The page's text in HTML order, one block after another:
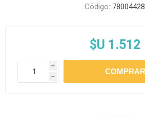
Código: 78004428
$U 1.512
i
h